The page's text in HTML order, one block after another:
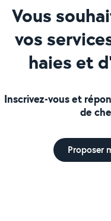
Vous
vos
haies et
Inscrivez-vous et
de
Proposer